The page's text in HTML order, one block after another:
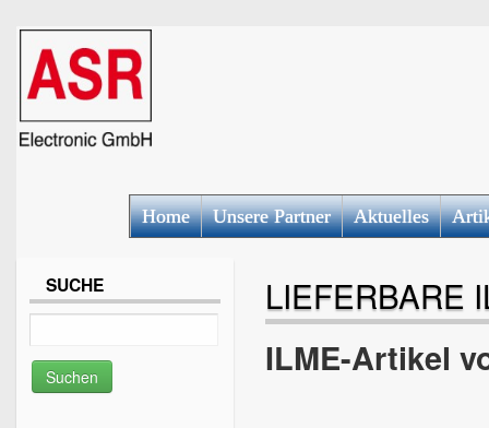
Home Unsere Partner Aktuelles
LIEFERBARE
ILME-Artikel
SUCHE